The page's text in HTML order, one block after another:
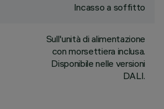
Incasso a soffitto
Sull'unità di alimentazione
con morsettiera inclusa.
Disponibile nelle versioni
DALI.